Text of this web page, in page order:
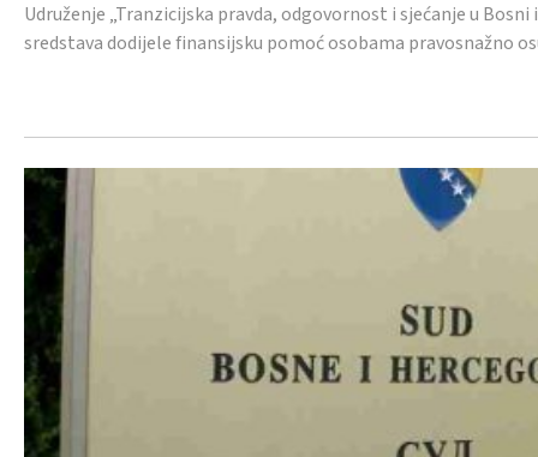
Udruženje „Tranzicijska pravda, odgovornost i sjećanje u
sredstava dodijele finansijsku pomoć osobama pravosnažno